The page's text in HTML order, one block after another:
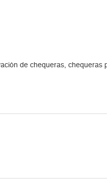
de chequeras, chequeras